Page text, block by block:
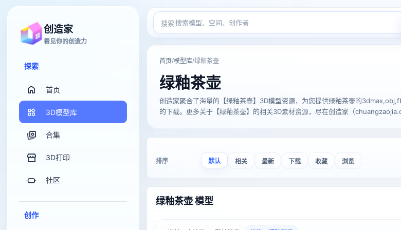
创造家
看见你的创造力
探索
首页
3D模型库
合集
3D打印
社区
创作
搜索
首页/模型库/绿釉茶壶
绿釉茶壶
创造家聚合了海量的【绿釉茶壶】3D模型资源，为您提供绿釉茶壶的
的下载。更多关于【绿釉茶壶】的相关3D素材资源，尽在创造家（
排序 默认 相关 最新 下载 收藏 浏览
绿釉茶壶 模型